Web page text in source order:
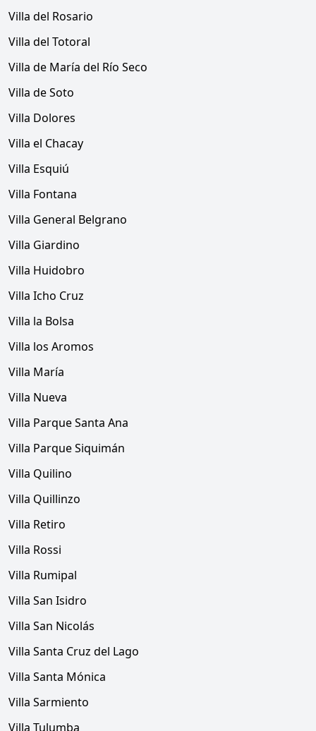
Villa del Rosario
Villa del Totoral
Villa de María del Río Seco
Villa de Soto
Villa Dolores
Villa el Chacay
Villa Esquiú
Villa Fontana
Villa General Belgrano
Villa Giardino
Villa Huidobro
Villa Icho Cruz
Villa la Bolsa
Villa los Aromos
Villa María
Villa Nueva
Villa Parque Santa Ana
Villa Parque Siquimán
Villa Quilino
Villa Quillinzo
Villa Retiro
Villa Rossi
Villa Rumipal
Villa San Isidro
Villa San Nicolás
Villa Santa Cruz del Lago
Villa Santa Mónica
Villa Sarmiento
Villa Tulumba